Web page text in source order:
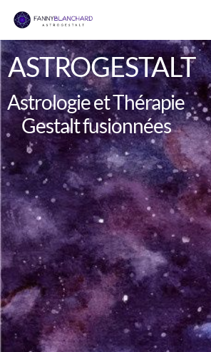
Aller
au
contenu
ASTROGESTALT
Astrologie et Thérapie
Gestalt fusionnées